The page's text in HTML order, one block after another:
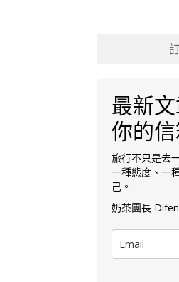
最新
你的
旅行不只是去
一種態度、一
己。
奶茶團長